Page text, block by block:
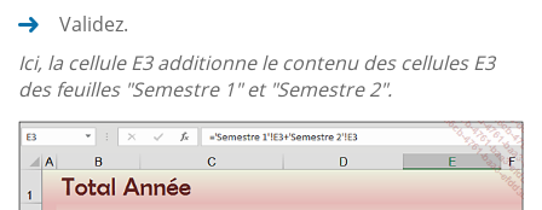
Validez.
Ici, la cellule E3 additionne le contenu des cellules E3
des feuilles "Semestre 1" et "Semestre 2".